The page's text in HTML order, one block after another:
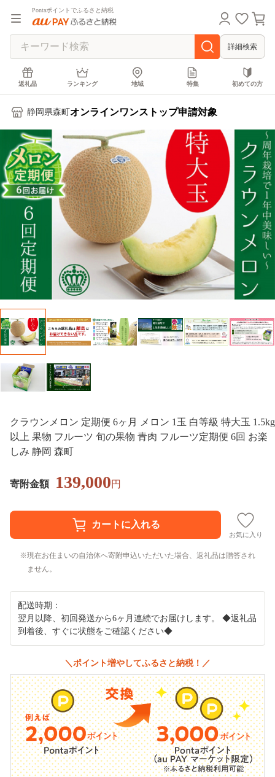
Pontaポイントでふるさと納税
詳細検索
返礼品 ランキング 地域 特集 初めての方
静岡県森町 オンラインワンストップ申請対象
クラウンメロン 定期便 6ヶ月 メロン 1玉 白等級 特大玉 1.5kg
以上 果物 フルーツ 旬の果物 青肉 フルーツ定期便 6回 お楽
しみ 静岡 森町
寄附金額 139,000円
お気に入り
現在お住まいの自治体へ寄附申込いただいた場合、返礼品は贈答され
ません。
配送時期：
翌月以降、初回発送から6ヶ月連続でお届けします。 ◆返礼品
到着後、すぐに状態をご確認ください◆
＼ポイント増やしてふるさと納税！／